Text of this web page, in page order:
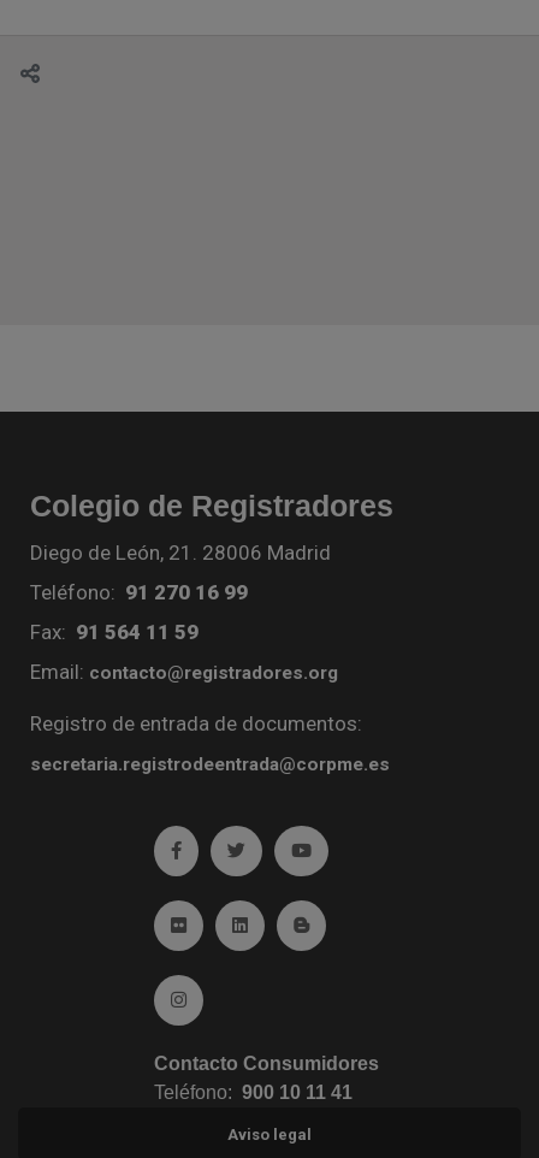
Colegio de Registradores
Diego de León, 21. 28006 Madrid
Teléfono: 91 270 16 99
Fax: 91 564 11 59
Email: contacto@registradores.org
Registro de entrada de documentos:
secretaria.registrodeentrada@corpme.es
Ir a facebook (abre en ventana nueva)
Ir a twitter (abre en ventana nueva)
Ir a YouTube (abre en
Ir a Flickr (abre en ventana nueva)
Ir a Linkedin (abre en ventana nueva)
Ir al Blog (abre en ventana
Ir a Instagram (abre en ventana nueva)
Contacto Consumidores
Teléfono: 900 10 11 41
Aviso legal